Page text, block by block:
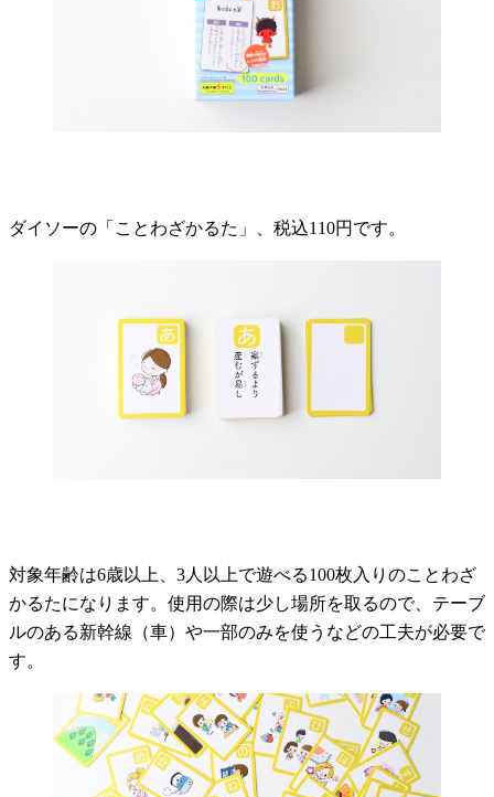
ダイソーの「ことわざかるた」、税込110円です。
対象年齢は6歳以上、3人以上で遊べる100枚入りのことわざ
かるたになります。使用の際は少し場所を取るので、テーブ
ルのある新幹線（車）や一部のみを使うなどの工夫が必要で
す。